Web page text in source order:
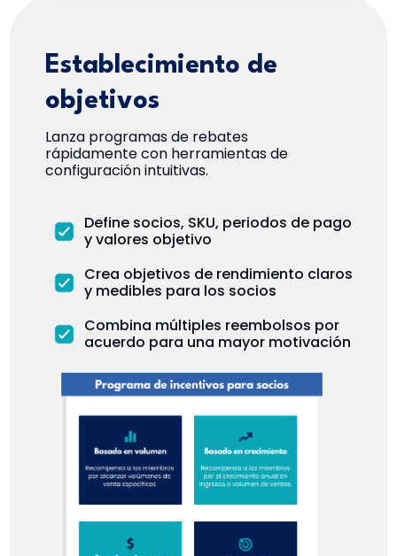
Establecimiento de
objetivos
Lanza programas de rebates
rápidamente con herramientas de
configuración intuitivas.
Define socios, SKU, periodos de pago
y valores objetivo
Crea objetivos de rendimiento claros
y medibles para los socios
Combina múltiples reembolsos por
acuerdo para una mayor motivación